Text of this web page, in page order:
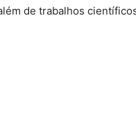
de trabalhos